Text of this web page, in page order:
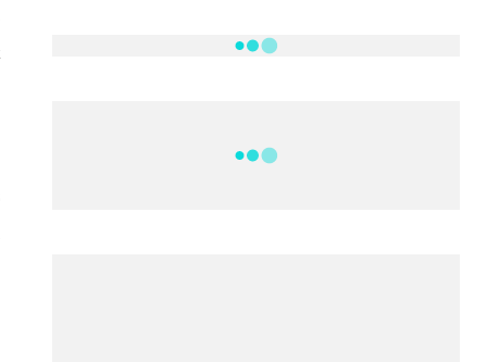
FILMES E SÉRIES